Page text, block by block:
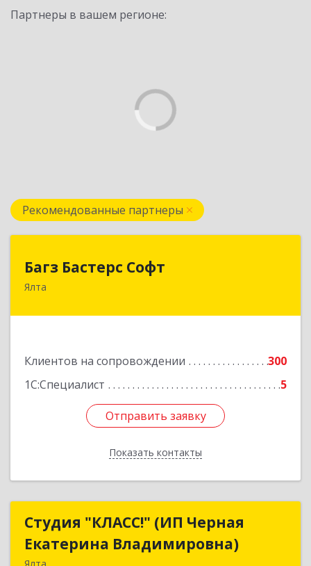
Партнеры в вашем регионе:
Рекомендованные партнеры
Багз Бастерс Софт
Ялта
Клиентов на сопровождении
300
1С:Специалист
5
Отправить заявку
Показать контакты
Багз Бастерс Софт
298603, Крым Респ, Ялта г, Свердлова ул, дом №
Отправить заявку
Назад
Студия "КЛАСС!" (ИП Черная
Екатерина Владимировна)
Студия "КЛАСС!" (ИП Черная
Екатерина Владимировна)